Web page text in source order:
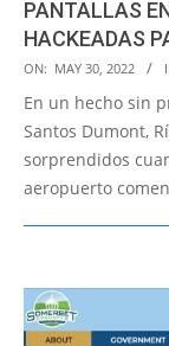
PANTALLAS
HACKEADAS
2022-
05-
30
ON: MAY 30, 2022
En un hecho sin
Santos Dumont,
sorprendidos
aeropuerto